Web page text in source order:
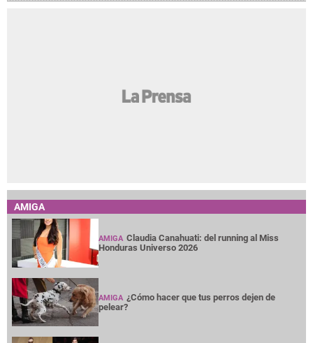
AMIGA
AMIGA Claudia Canahuati: del running al Miss
Honduras Universo 2026
AMIGA ¿Cómo hacer que tus perros dejen de
pelear?